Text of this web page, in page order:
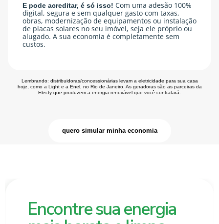
E pode acreditar, é só isso! Com uma adesão 100%
digital, segura e sem qualquer gasto com taxas,
obras, modernização de equipamentos ou instalação
de placas solares no seu imóvel, seja ele próprio ou
alugado. A sua economia é completamente sem
custos.
Lembrando: distribuidoras/concessionárias levam a eletricidade para sua casa
hoje, como a Light e a Enel, no Rio de Janeiro. As geradoras são as parceiras da
Electy que produzem a energia renovável que você contratará.
quero simular minha economia